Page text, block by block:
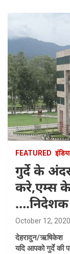
FEATURED इंडिया
गुर्दे के
करे,एम्स
….निदेशक
October 12, 2020
देहरादुन/ऋषिकेश
यदि आपको गुर्दे की